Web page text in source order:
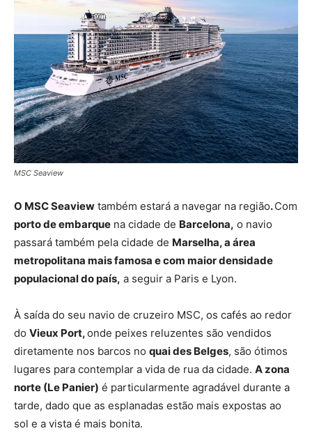
MSC Seaview
O MSC Seaview também estará a navegar na região.Com
porto de embarque na cidade de Barcelona, o navio
passará também pela cidade de Marselha, a área
metropolitana mais famosa e com maior densidade
populacional do país, a seguir a Paris e Lyon.
À saída do seu navio de cruzeiro MSC, os cafés ao redor
do Vieux Port,onde peixes reluzentes são vendidos
diretamente nos barcos no quai des Belges, são ótimos
lugares para contemplar a vida de rua da cidade. A zona
norte (Le Panier) é particularmente agradável durante a
tarde, dado que as esplanadas estão mais expostas ao
sol e a vista é mais bonita.